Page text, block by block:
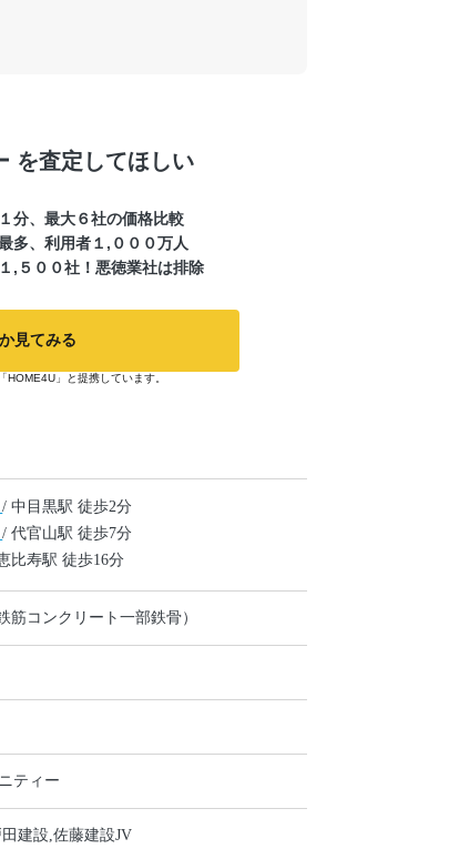
を査定してほしい
分、最大６社の価格比較
多、利用者１,０００万人
,５００社！悪徳業社は排除
見てみる
」と提携しています。
/ 中目黒駅 徒歩2分
/ 代官山駅 徒歩7分
比寿駅 徒歩16分
筋コンクリート一部鉄骨）
ティー
建設,佐藤建設JV